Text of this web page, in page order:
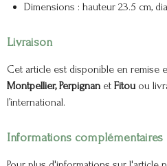
Dimensions : hauteur 23.5 cm,
Livraison
Cet article est disponible en remise
Montpellier, Perpignan et Fitou ou
l’international.
Informations complémentaires